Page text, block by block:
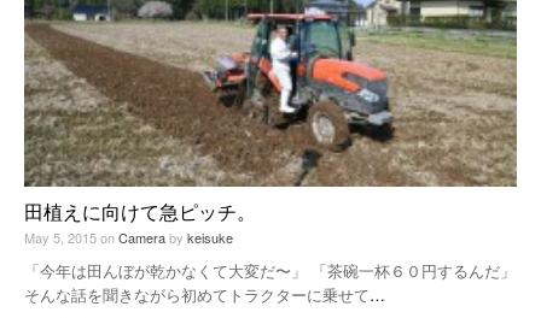
田植えに向けて急ピッチ。
May 5, 2015onCameraby keisuke
「今年は田んぼが乾かなくて大変だ〜」 「茶碗一杯６０円するんだ」
そんな話を聞きながら初めてトラクターに乗せて…